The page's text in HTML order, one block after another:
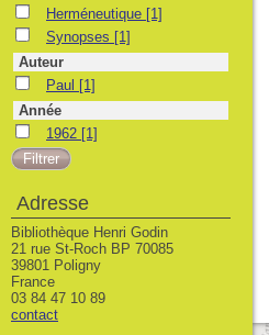
Herméneutique
Herméneutique [1]
SynopsesSynopses [1]
Auteur
Paul
Paul [1]
Année
1962 1962 [1]
Adresse
Bibliothèque Henri Godin
21 rue St-Roch BP 70085
39801 Poligny
France
03 84 47 10 89
contact